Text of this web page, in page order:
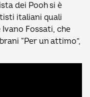
dei Pooh si è
italiani quali
Fossati, che
“Per un attimo”,